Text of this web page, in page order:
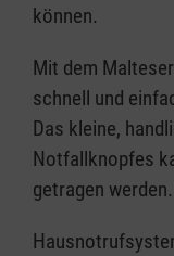
können.
Mit dem
schnell und
Das kleine,
Notfallknopfes
getragen werden.